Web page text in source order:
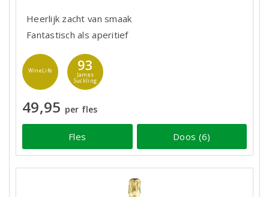
Heerlijk zacht van smaak
Fantastisch als aperitief
WineLife 93
James
Suckling
49,95 per fles
Fles Doos (6)